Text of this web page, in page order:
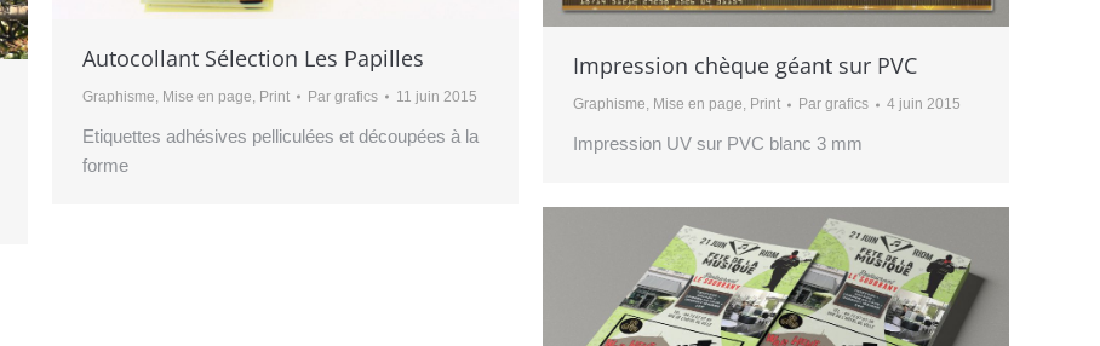
Autocollant Sélection Les Papilles
Graphisme Mise en page Print Par grafics 11 juin 2015
Etiquettes adhésives pelliculées et découpées à la
forme
Impression chèque géant sur PVC
Graphisme, Mise en page, Print Par grafics 4 juin 2015
Impression UV sur PVC blanc 3 mm